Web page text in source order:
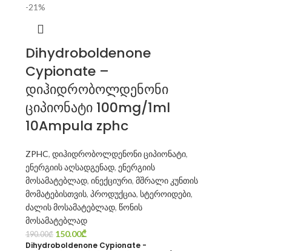
-21%
Dihydroboldenone
Cypionate –
დიჰიდრობოლდენონი
ციპიონატი 100mg/1ml
10Ampula zphc
ZPHC, დიჰიდრობოლდენონი ციპიონატი,
ენერგიის აღსადგენად, ენერგიის
მოსამატებლად, ინექციური, მშრალი კუნთის
მომატებისთვის, პროდუქცია, სტეროიდები,
ძალის მოსამატებლად, წონის
მოსამატებლად
190.00₾ 150.00₾
Dihydroboldenone Cypionate -